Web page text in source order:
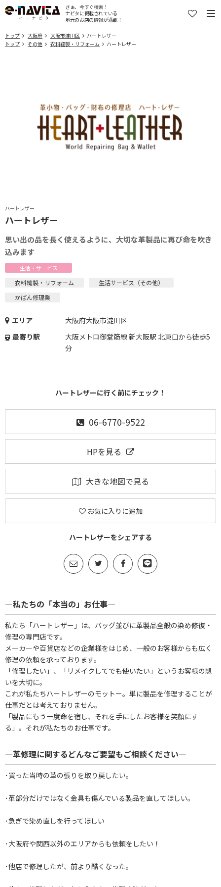
さぁ、今すぐ検索！
ナビタに掲載されている
地元のお店の情報が満載！
トップ 大阪府 大阪市淀川区
ハートレザー
トップ
その他 衣料縫製・リフォーム ハートレザー
ハートレザー
ハートレザー
思い出の品を長く使えるように、大切な革製品に再び命を吹き
込みます
生活・サービス
衣料縫製・リフォーム
生活サービス（その他）
かばん修理業
エリア
大阪府大阪市淀川区
最寄り駅
大阪メトロ御堂筋線 新大阪駅 北東口から徒歩5
分
ハートレザーに行く前にチェック！
06-6770-9522
HPを見る
大きな地図で見る
お気に入りに追加
ハートレザーをシェアする
―私たちの「本当の」お仕事―
私たち「ハートレザー」は、バッグ並びに革製品全般の染め修復・
修理の専門店です。
メーカーや百貨店などの企業様をはじめ、一般のお客様からも広く
修理の依頼を承っております。
「修理したい」、「リメイクしてでも使いたい」というお客様の想
いを大切に。
これが私たちハートレザーのモットー。単に製品を修理することが
仕事だとは考えておりません。
「製品にもう一度命を宿し、それを手にしたお客様を笑顔にす
る」。それが私たちのお仕事です。
―革修理に関するどんなご要望もご相談ください―
･買った当時の革の張りを取り戻したい。
･革部分だけではなく金具も傷んでいる製品を直してほしい。
･急ぎで染め直しを行ってほしい
･大阪府や関西以外のエリアからも依頼をしたい！
･他店で修理したが、前より酷くなった。